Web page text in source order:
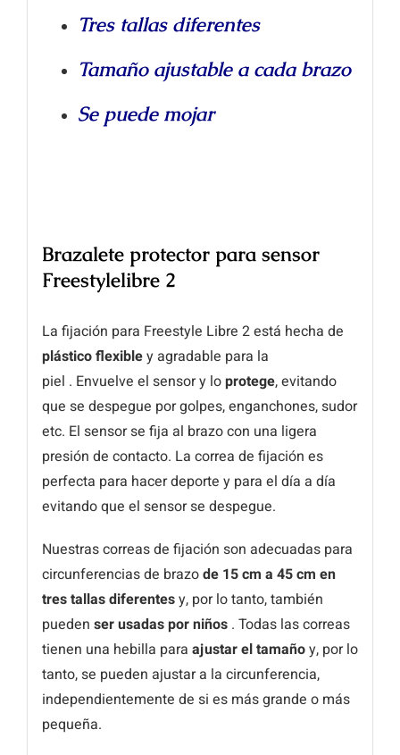
Tres tallas diferentes
Tamaño ajustable a cada brazo
Se puede mojar
Brazalete protector para sensor
Freestylelibre 2
La fijación para Freestyle Libre 2 está hecha de
plástico flexibley agradable para la
piel . Envuelve el sensor y loprotege, evitando
que se despegue por golpes, enganchones, sudor
etc. El sensor se fija al brazo con una ligera
presión de contacto. La correa de fijación es
perfecta para hacer deporte y para el día a día
evitando que el sensor se despegue.
Nuestras correas de fijación son adecuadas para
circunferencias de brazode 15 cm a 45 cm en
tres tallas diferentesy, por lo tanto, también
pueden ser usadas por niños. Todas las correas
tienen una hebilla para ajustar el tamañoy, por lo
tanto, se pueden ajustar a la circunferencia,
independientemente de si es más grande o más
pequeña.